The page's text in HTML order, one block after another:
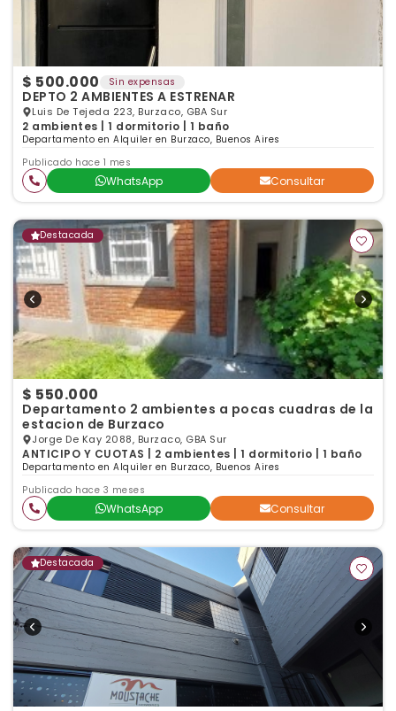
$ 500.000 Sin expensas
DEPTO 2 AMBIENTES A ESTRENAR
Luis De Tejeda 223, Burzaco, GBA Sur
2 ambientes | 1 dormitorio | 1 baño
Departamento en Alquiler en Burzaco, Buenos Aires
Publicado hace 1 mes
WhatsApp Consultar
Destacada
$ 550.000
Departamento 2 ambientes a pocas cuadras de la
estacion de Burzaco
Jorge De Kay 2088, Burzaco, GBA Sur
ANTICIPO Y CUOTAS | 2 ambientes | 1 dormitorio | 1 baño
Departamento en Alquiler en Burzaco, Buenos Aires
Publicado hace 3 meses
WhatsApp Consultar
Destacada